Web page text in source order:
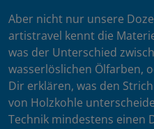
Aber nicht nur unsere
artistravel kennt die
was der Unterschied
wasserlöslichen Ölfarben,
Dir erklären, was den
von Holzkohle
Technik mindestens einen